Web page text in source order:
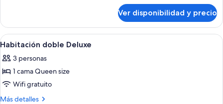
a
la
ciudad
doble
estándar,
vista
la
ciudad
Ver disponibilidad y precio
Ver
todas
las
fotos
de
Habitación
Una habitación de hotel moderna
4
Habitación doble Deluxe
3 personas
1 cama Queen size
Wifi gratuito
Más detalles
Más